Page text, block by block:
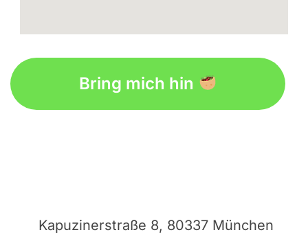
Bring mich hin
Kapuzinerstraße 8, 80337 München